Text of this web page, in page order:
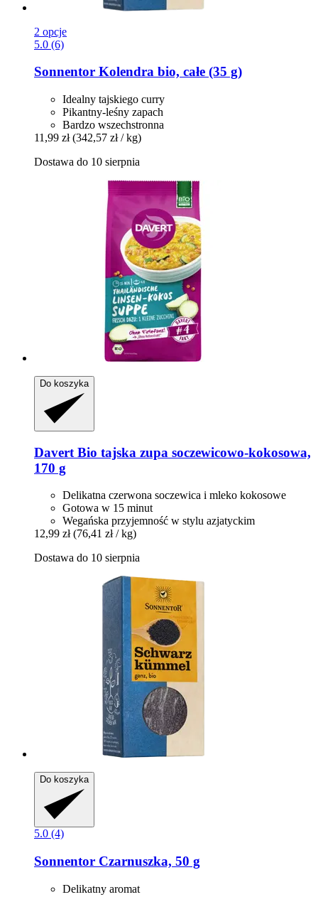
2 opcje
5.0 (6)
Sonnentor Kolendra bio, całe (35 g)
Idealny tajskiego curry
Pikantny-leśny zapach
Bardzo wszechstronna
11,99 zł (342,57 zł / kg)
Dostawa do 10 sierpnia
Do koszyka
Davert Bio tajska zupa soczewicowo-​kokosowa,
170 g
Delikatna czerwona soczewica i mleko kokosowe
Gotowa w 15 minut
Wegańska przyjemność w stylu azjatyckim
12,99 zł (76,41 zł / kg)
Dostawa do 10 sierpnia
Do koszyka
5.0 (4)
Sonnentor Czarnuszka, 50 g
Delikatny aromat